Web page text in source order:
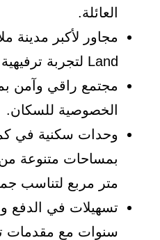
العائلة.
Land لتجربة ترفيهية فريدة للأطفال والكبار.
مجتمع راقي وآمن
الخصوصية للسكان.
وحدات سكنية في
متر مربع لتناسب